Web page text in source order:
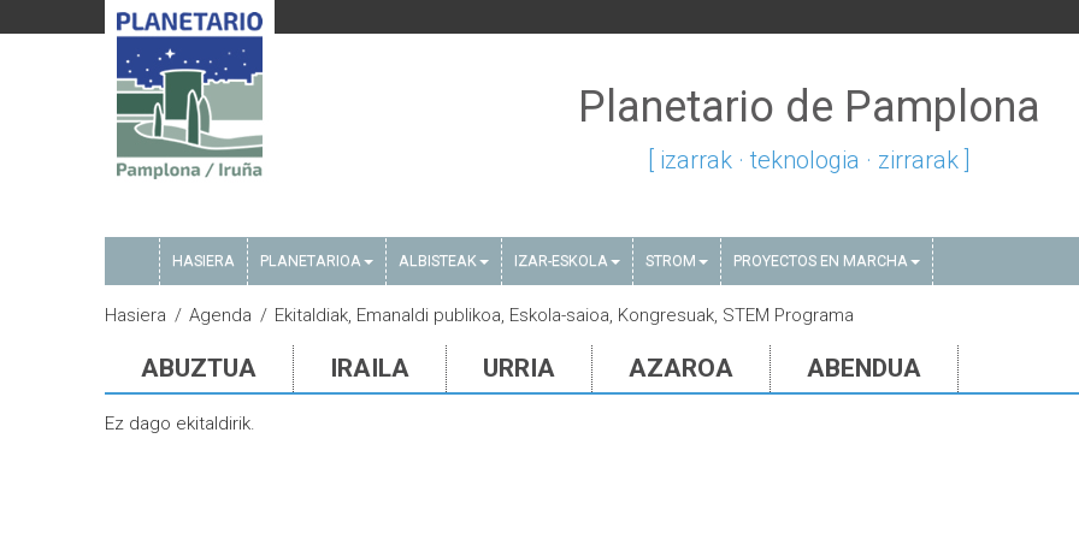
Planetario de Pamplona
[ izarrak · teknologia · zirrarak ]
HASIERA PLANETARIOA ALBISTEAK IZAR-ESKOLA STROM PROYECTOS EN MARCHA
Hasiera Agenda Ekitaldiak, Emanaldi publikoa, Eskola-saioa, Kongresuak, STEM Programa
ABUZTUA IRAILA URRIA AZAROA ABENDUA
Ez dago ekitaldirik.